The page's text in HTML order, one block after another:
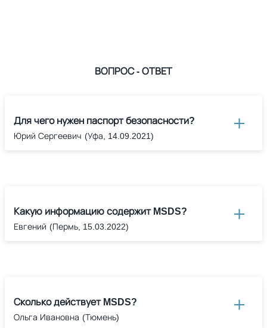
ВОПРОС - ОТВЕТ
Для чего нужен паспорт безопасности?
Юрий Сергеевич (Уфа, 14.09.2021)
Какую информацию содержит MSDS?
Евгений (Пермь, 15.03.2022)
Сколько действует MSDS?
Ольга Ивановна (Тюмень)